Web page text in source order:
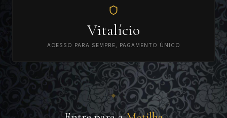
Vitalício
ACESSO PARA SEMPRE, PAGAMENTO ÚNICO